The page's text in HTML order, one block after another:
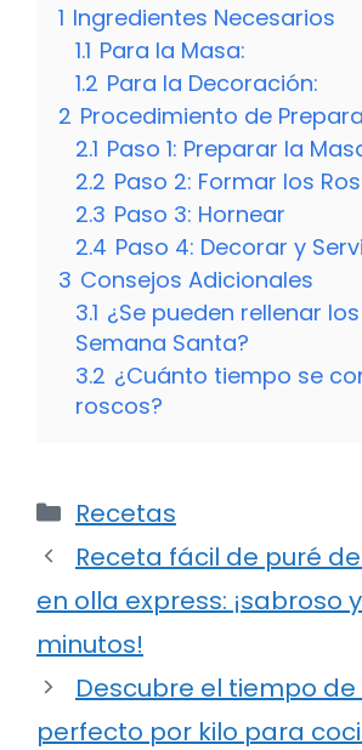
1 Ingredientes Necesarios
1.1 Para la Masa:
1.2 Para la Decoración:
2 Procedimiento de
2.1 Paso 1: Preparar la
2.2 Paso 2: Formar los
2.3 Paso 3: Hornear
2.4 Paso 4: Decorar y
3 Consejos Adicionales
3.1 ¿Se pueden rellenar
Semana Santa?
3.2 ¿Cuánto tiempo se
roscos?
Categorías
Recetas
Receta fácil de puré
en olla express: ¡sabroso
minutos!
Descubre el tiempo
perfecto por kilo para